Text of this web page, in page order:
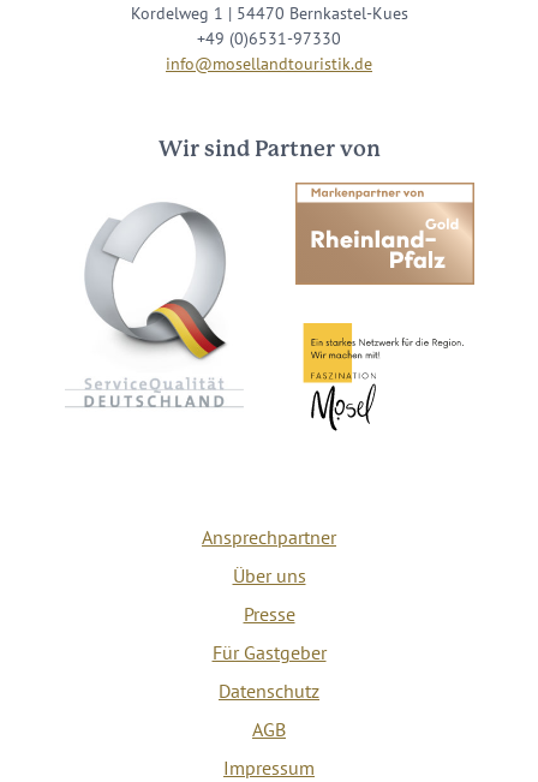
Kordelweg 1 | 54470 Bernkastel-Kues
+49 (0)6531-97330
info@mosellandtouristik.de
Wir sind Partner von
Ansprechpartner
Über uns
Presse
Für Gastgeber
Datenschutz
AGB
Impressum